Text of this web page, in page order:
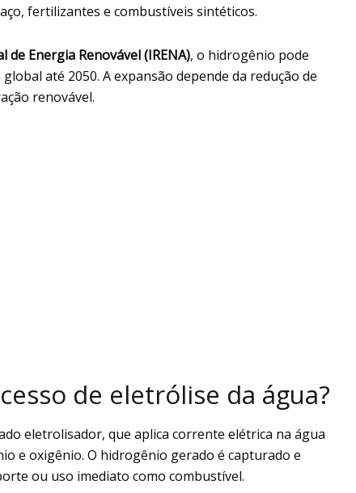
fertilizantes e combustíveis sintéticos.
de Energia Renovável (IRENA), o hidrogênio pode
até 2050. A expansão depende da redução de
renovável.
de eletrólise da água?
eletrolisador, que aplica corrente elétrica na água
e oxigênio. O hidrogênio gerado é capturado e
ou uso imediato como combustível.